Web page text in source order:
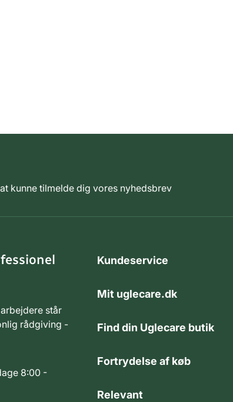
kunne tilmelde dig vores nyhedsbrev
står
rådgiving -
8:00 -
Kundeservice
Mit uglecare.dk
Find din Uglecare butik
Fortrydelse af køb
Relevant